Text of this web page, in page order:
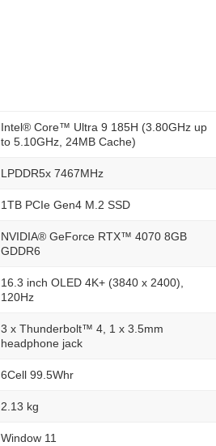
Intel® Core™ Ultra 9 185H (3.80GHz up
to 5.10GHz, 24MB Cache)
LPDDR5x 7467MHz
1TB PCIe Gen4 M.2 SSD
NVIDIA® GeForce RTX™ 4070 8GB
GDDR6
16.3 inch OLED 4K+ (3840 x 2400),
120Hz
3 x Thunderbolt™ 4, 1 x 3.5mm
headphone jack
6Cell 99.5Whr
2.13 kg
Window 11